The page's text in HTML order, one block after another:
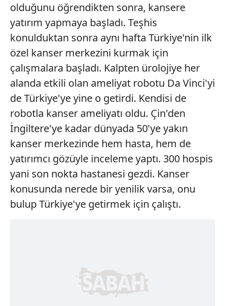
olduğunu öğrendikten sonra, kansere
yatırım yapmaya başladı. Teşhis
konulduktan sonra aynı hafta Türkiye'nin ilk
özel kanser merkezini kurmak için
çalışmalara başladı. Kalpten ürolojiye her
alanda etkili olan ameliyat robotu Da Vinci'yi
de Türkiye'ye yine o getirdi. Kendisi de
robotla kanser ameliyatı oldu. Çin'den
İngiltere'ye kadar dünyada 50'ye yakın
kanser merkezinde hem hasta, hem de
yatırımcı gözüyle inceleme yaptı. 300 hospis
yani son nokta hastanesi gezdi. Kanser
konusunda nerede bir yenilik varsa, onu
bulup Türkiye'ye getirmek için çalıştı.